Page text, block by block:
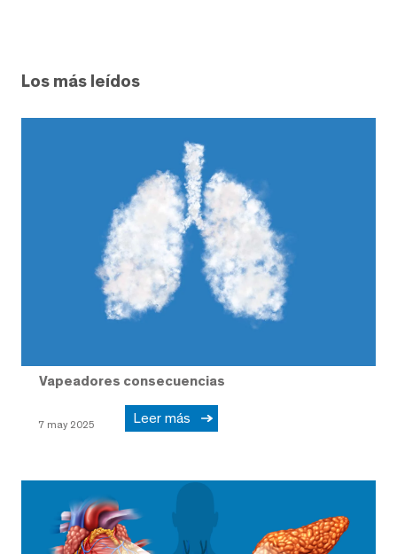
Los más leídos
Vapeadores consecuencias
7 may 2025 Leer más